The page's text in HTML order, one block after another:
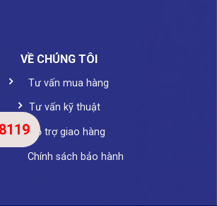
VỀ CHÚNG TÔI
Tư vấn mua hàng
Tư vấn kỹ thuật
Hỗ trợ giao hàng
Chính sách bảo hành